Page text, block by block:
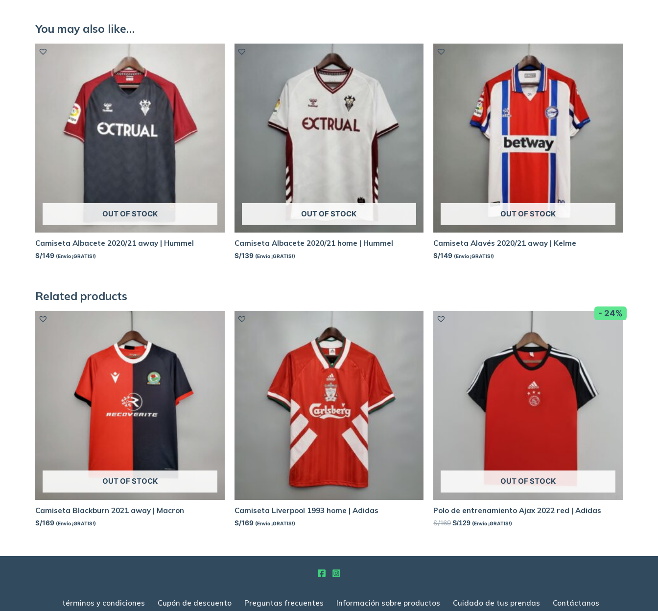
You may also like…
OUT OF STOCK
Camiseta Albacete 2020/21 away | Hummel
S/149 (Envío ¡GRATIS!)
OUT OF STOCK
Camiseta Albacete 2020/21 home | Hummel
S/139 (Envío ¡GRATIS!)
OUT OF STOCK
Camiseta Alavés 2020/21 away | Kelme
S/149 (Envío ¡GRATIS!)
Related products
OUT OF STOCK
Camiseta Blackburn 2021 away | Macron
S/169 (Envío ¡GRATIS!)
Camiseta Liverpool 1993 home | Adidas
S/169 (Envío ¡GRATIS!)
- 24%
OUT OF STOCK
Polo de entrenamiento Ajax 2022 red | Adidas
S/169 S/129 (Envío ¡GRATIS!)
términos y condiciones Cupón de descuento Preguntas frecuentes Información sobre productos Cuidado de tus prendas Contáctanos